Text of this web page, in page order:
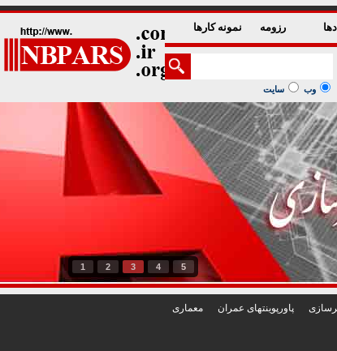
رزومه نمونه کارها
وب سایت
1 2 3 4 5
پاورپوينتهای عمران معماری